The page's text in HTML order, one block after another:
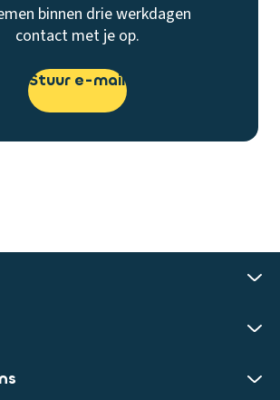
binnen drie werkdagen
contact met je op.
Stuur e-mail